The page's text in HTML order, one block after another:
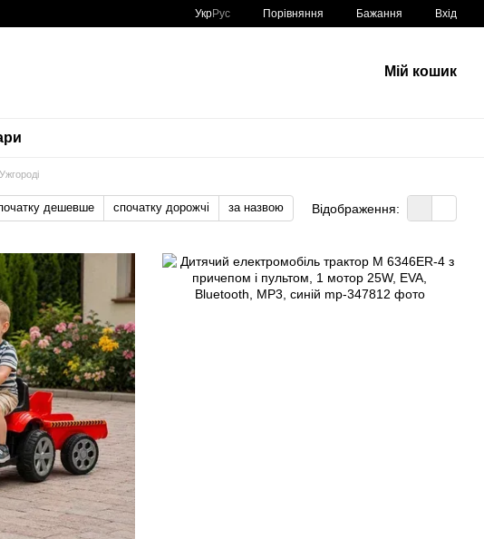
УкрРус Порівняння Бажання Вхід
Мій кошик
дешевше спочатку дорожчі за назвою Відображення: